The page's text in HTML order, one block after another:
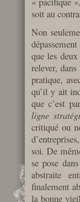
soit au
Non
que les
relever,
pratique,
qu’il y ait
que c’est
ligne
critiqué ou
soi. De
se pose
abstraite
finalement
la bonne